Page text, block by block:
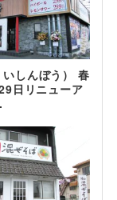
しんぼう） 春
日リニューア